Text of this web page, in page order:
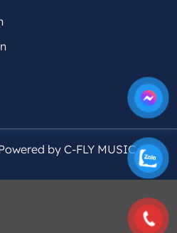
by C-FLY MUSIC